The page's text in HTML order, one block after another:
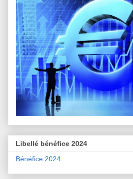
Libellé bénéfice 2024
Bénéfice 2024